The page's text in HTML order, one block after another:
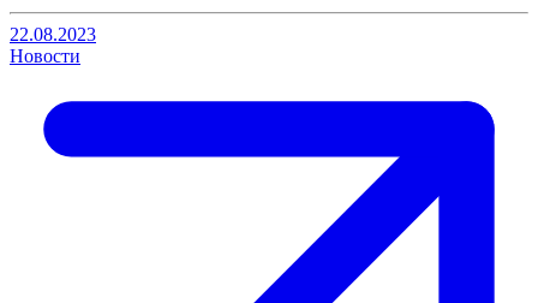
22.08.2023
Новости